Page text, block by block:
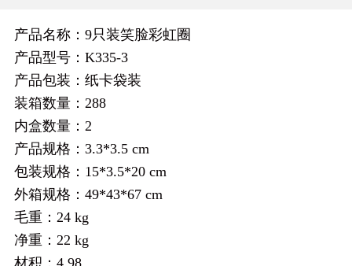
产品名称：9只装笑脸彩虹圈
产品型号：K335-3
产品包装：纸卡袋装
装箱数量：288
内盒数量：2
产品规格：3.3*3.5 cm
包装规格：15*3.5*20 cm
外箱规格：49*43*67 cm
毛重：24 kg
净重：22 kg
材积：4.98